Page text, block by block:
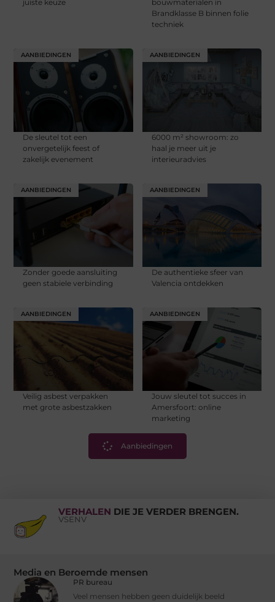
juiste keuze
bouwmaterialen in
Brandklasse B binnen folie
techniek
AANBIEDINGEN
De sleutel tot een
onvergetelijk feest of
zakelijk evenement
AANBIEDINGEN
6000 m² showroom: zo
haal je meer uit je
interieuradvies
AANBIEDINGEN
Zonder goede aansluiting
geen stabiele verbinding
AANBIEDINGEN
De authentieke sfeer van
Valencia ontdekken
AANBIEDINGEN
Veilig asbest verpakken
met grote asbestzakken
AANBIEDINGEN
Jouw sleutel tot succes in
Amersfoort: online
marketing
Aanbiedingen
VERHALEN DIE JE VERDER BRENGEN.
VSENV
Media en Beroemde mensen
PR bureau
Veel mensen hebben geen duidelijk beeld